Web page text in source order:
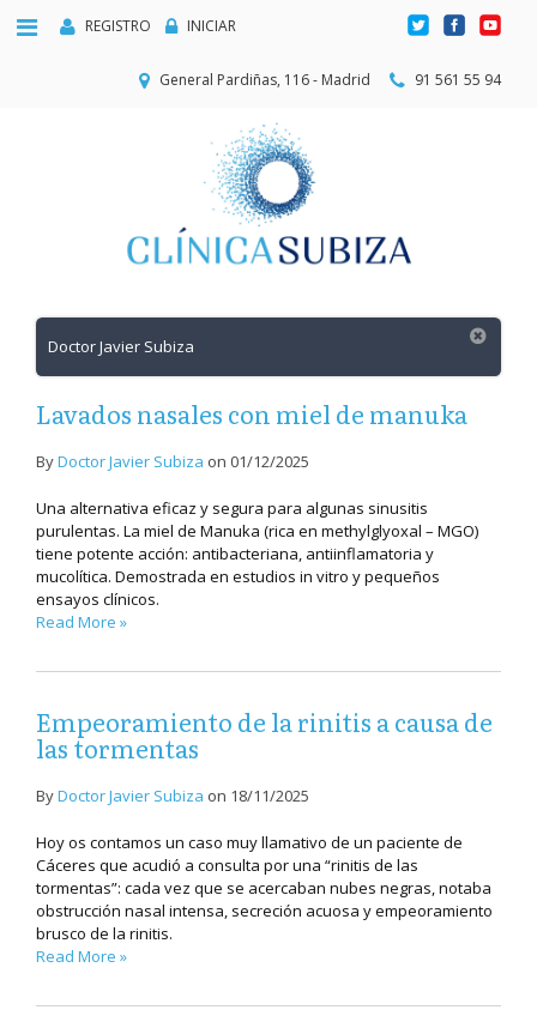
REGISTRO INICIAR
General Pardiñas, 116 - Madrid 91 561 55 94
Doctor Javier Subiza
Lavados nasales con miel de manuka
ByDoctor Javier Subiza on 01/12/2025
Una alternativa eficaz y segura para algunas sinusitis
purulentas. La miel de Manuka (rica en methylglyoxal – MGO)
tiene potente acción: antibacteriana, antiinflamatoria y
mucolítica. Demostrada en estudios in vitro y pequeños
ensayos clínicos.
Read More »
Empeoramiento de la rinitis a causa de
las tormentas
ByDoctor Javier Subiza on 18/11/2025
Hoy os contamos un caso muy llamativo de un paciente de
Cáceres que acudió a consulta por una “rinitis de las
tormentas”: cada vez que se acercaban nubes negras, notaba
obstrucción nasal intensa, secreción acuosa y empeoramiento
brusco de la rinitis.
Read More »